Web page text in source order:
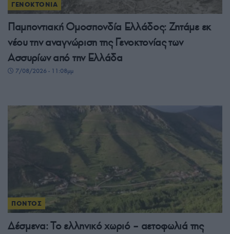
ΓΕΝΟΚΤΟΝΙΑ
Παμποντιακή Ομοσπονδία Ελλάδος: Ζητάμε εκ
νέου την αναγνώριση της Γενοκτονίας των
Ασσυρίων από την Ελλάδα
7/08/2026 - 11:08μμ
ΠΟΝΤΟΣ
Δέσμενα: Το ελληνικό χωριό – αετοφωλιά της